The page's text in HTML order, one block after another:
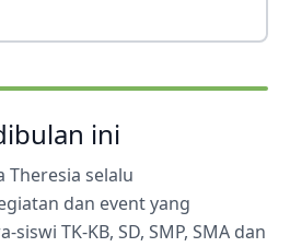
ini
Theresia selalu
dan event yang
TK-KB, SD, SMP, SMA dan